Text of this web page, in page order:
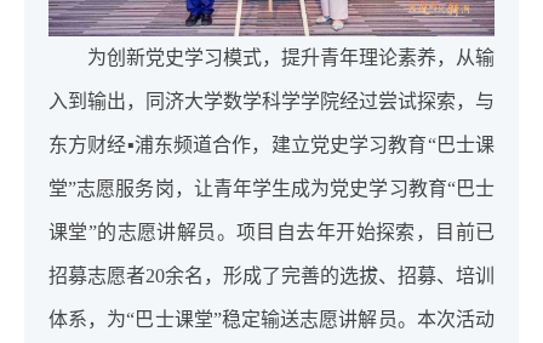
为创新党史学习模式，提升青年理论素养，从输
入到输出，同济大学数学科学学院经过尝试探索，与
东方财经▪浦东频道合作，建立党史学习教育“巴士课
堂”志愿服务岗，让青年学生成为党史学习教育“巴士
课堂”的志愿讲解员。项目自去年开始探索，目前已
招募志愿者20余名，形成了完善的选拔、招募、培训
体系，为“巴士课堂”稳定输送志愿讲解员。本次活动